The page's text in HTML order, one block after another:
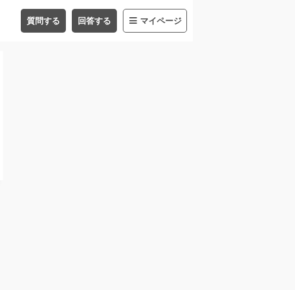
質問する 回答する マイページ